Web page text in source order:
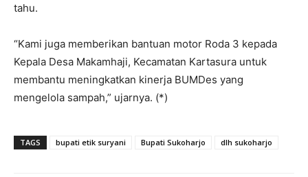
tahu.
“Kami juga memberikan bantuan motor Roda 3 kepada
Kepala Desa Makamhaji, Kecamatan Kartasura untuk
membantu meningkatkan kinerja BUMDes yang
mengelola sampah,” ujarnya. (*)
TAGS bupati etik suryani Bupati Sukoharjo dlh sukoharjo